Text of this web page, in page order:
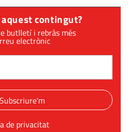
contingut?
butlletí i rebràs més
electrònic
Subscriure'm
de privacitat